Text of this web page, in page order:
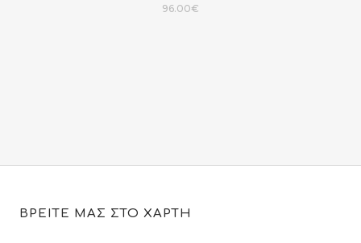
96.00€
ΒΡΕΙΤΕ ΜΑΣ ΣΤΟ ΧΑΡΤΗ